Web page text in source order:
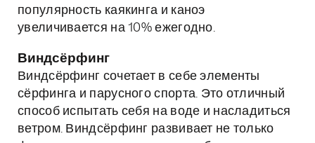
популярность каякинга и каноэ
увеличивается на 10% ежегодно.
Виндсёрфинг
Виндсёрфинг сочетает в себе элементы
сёрфинга и парусного спорта. Это отличный
способ испытать себя на воде и насладиться
ветром. Виндсёрфинг развивает не только